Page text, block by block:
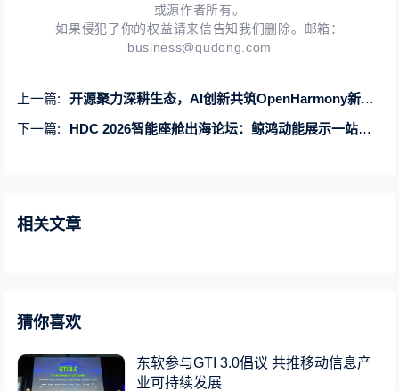
或源作者所有。
如果侵犯了你的权益请来信告知我们删除。邮箱：
business@qudong.com
上一篇:
开源聚力深耕生态，AI创新共筑OpenHarmony新世界
下一篇:
HDC 2026智能座舱出海论坛：鲸鸿动能展示一站式品牌阵地解决方案
相关文章
猜你喜欢
东软参与GTI 3.0倡议 共推移动信息产
业可持续发展